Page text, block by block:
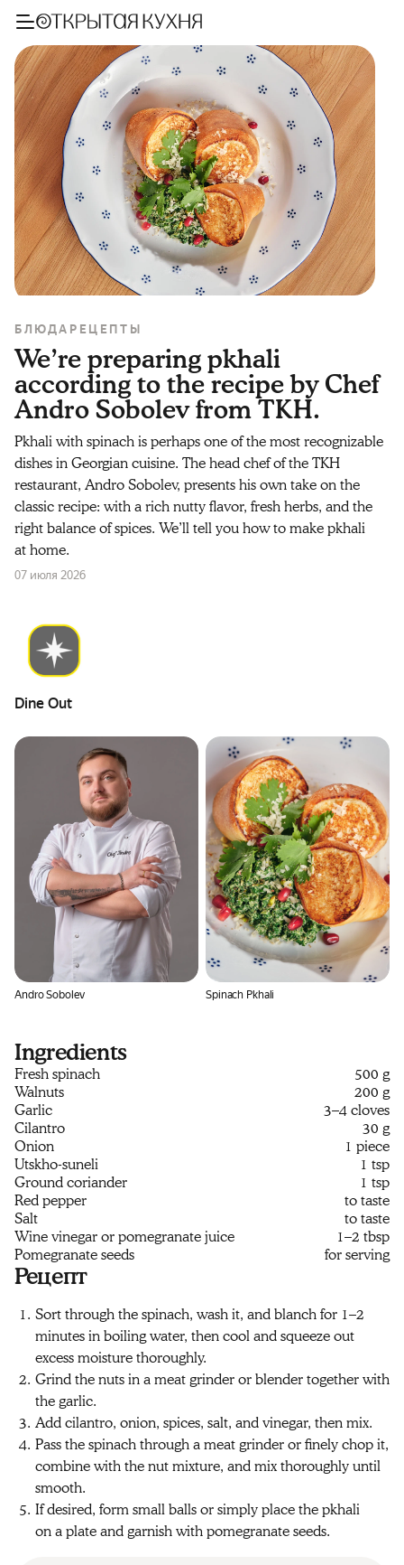
БЛЮДА РЕЦЕПТЫ
We’re preparing pkhali
according to the recipe by Chef
Andro Sobolev from TKH.
Pkhali with spinach is perhaps one of the most recognizable
dishes in Georgian cuisine. The head chef of the TKH
restaurant, Andro Sobolev, presents his own take on the
classic recipe: with a rich nutty flavor, fresh herbs, and the
right balance of spices. We’ll tell you how to make pkhali
at home.
07 июля 2026
Dine Out
Andro Sobolev Spinach Pkhali
Ingredients
Fresh spinach
500 g
Walnuts
200 g
Garlic
3–4 cloves
Cilantro
30 g
Onion
1 piece
Utskho-suneli
1 tsp
Ground coriander
1 tsp
Red pepper
to taste
Salt
to taste
Wine vinegar or pomegranate juice
1–2 tbsp
Pomegranate seeds
for serving
Рецепт
Sort through the spinach, wash it, and blanch for 1–2
minutes in boiling water, then cool and squeeze out
excess moisture thoroughly.
Grind the nuts in a meat grinder or blender together with
the garlic.
Add cilantro, onion, spices, salt, and vinegar, then mix.
Pass the spinach through a meat grinder or finely chop it,
combine with the nut mixture, and mix thoroughly until
smooth.
If desired, form small balls or simply place the pkhali
on a plate and garnish with pomegranate seeds.